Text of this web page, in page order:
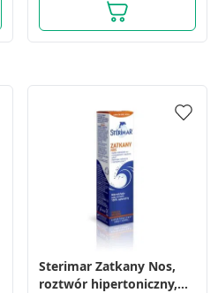
Sterimar Zatkany Nos,
roztwór hipertoniczny,